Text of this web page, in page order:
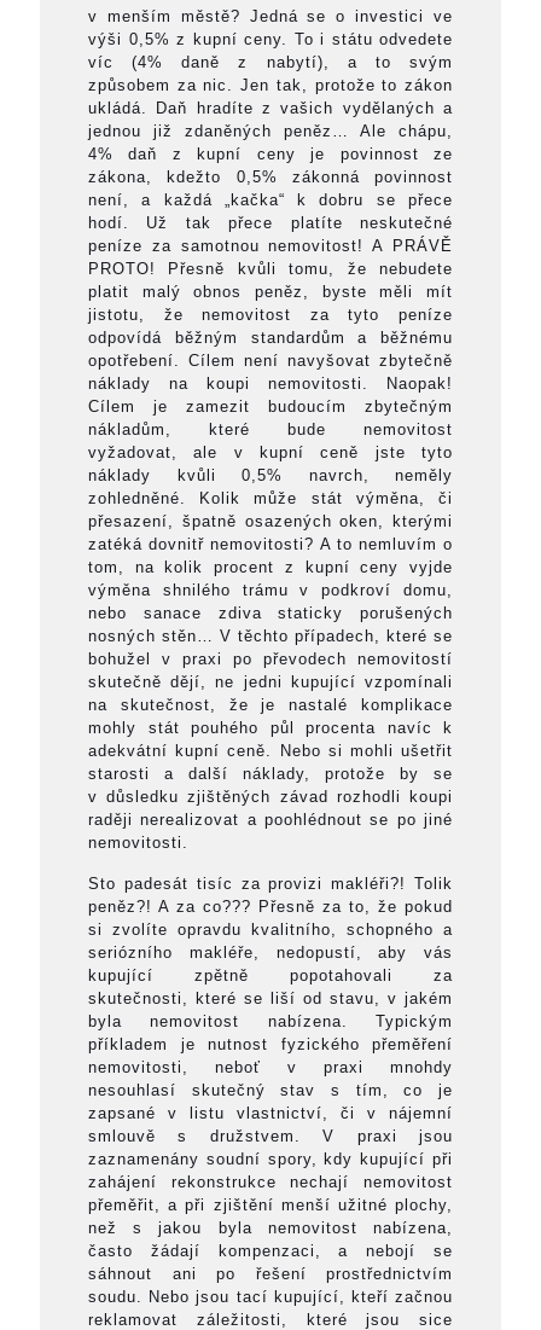
v menším městě? Jedná se o investici ve
výši 0,5% z kupní ceny. To i státu odvedete
víc (4% daně z nabytí), a to svým
způsobem za nic. Jen tak, protože to zákon
ukládá. Daň hradíte z vašich vydělaných a
jednou již zdaněných peněz… Ale chápu,
4% daň z kupní ceny je povinnost ze
zákona, kdežto 0,5% zákonná povinnost
není, a každá „kačka“ k dobru se přece
hodí. Už tak přece platíte neskutečné
peníze za samotnou nemovitost! A PRÁVĚ
PROTO! Přesně kvůli tomu, že nebudete
platit malý obnos peněz, byste měli mít
jistotu, že nemovitost za tyto peníze
odpovídá běžným standardům a běžnému
opotřebení. Cílem není navyšovat zbytečně
náklady na koupi nemovitosti. Naopak!
Cílem je zamezit budoucím zbytečným
nákladům, které bude nemovitost
vyžadovat, ale v kupní ceně jste tyto
náklady kvůli 0,5% navrch, neměly
zohledněné. Kolik může stát výměna, či
přesazení, špatně osazených oken, kterými
zatéká dovnitř nemovitosti? A to nemluvím o
tom, na kolik procent z kupní ceny vyjde
výměna shnilého trámu v podkroví domu,
nebo sanace zdiva staticky porušených
nosných stěn… V těchto případech, které se
bohužel v praxi po převodech nemovitostí
skutečně dějí, ne jedni kupující vzpomínali
na skutečnost, že je nastalé komplikace
mohly stát pouhého půl procenta navíc k
adekvátní kupní ceně. Nebo si mohli ušetřit
starosti a další náklady, protože by se
v důsledku zjištěných závad rozhodli koupi
raději nerealizovat a poohlédnout se po jiné
nemovitosti.
Sto padesát tisíc za provizi makléři?! Tolik
peněz?! A za co??? Přesně za to, že pokud
si zvolíte opravdu kvalitního, schopného a
seriózního makléře, nedopustí, aby vás
kupující zpětně popotahovali za
skutečnosti, které se liší od stavu, v jakém
byla nemovitost nabízena. Typickým
příkladem je nutnost fyzického přeměření
nemovitosti, neboť v praxi mnohdy
nesouhlasí skutečný stav s tím, co je
zapsané v listu vlastnictví, či v nájemní
smlouvě s družstvem. V praxi jsou
zaznamenány soudní spory, kdy kupující při
zahájení rekonstrukce nechají nemovitost
přeměřit, a při zjištění menší užitné plochy,
než s jakou byla nemovitost nabízena,
často žádají kompenzaci, a nebojí se
sáhnout ani po řešení prostřednictvím
soudu. Nebo jsou tací kupující, kteří začnou
reklamovat záležitosti, které jsou sice